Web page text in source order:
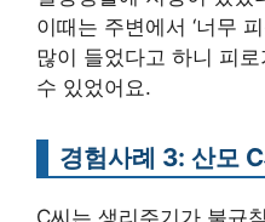
이때는 주변에서 ‘너무
많이 들었다고 하니 피
수 있었어요.
경험사례 3: 산모
C씨는 생리주기가 불규